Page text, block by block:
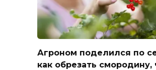
Агроном поделился по
как обрезать смородину,